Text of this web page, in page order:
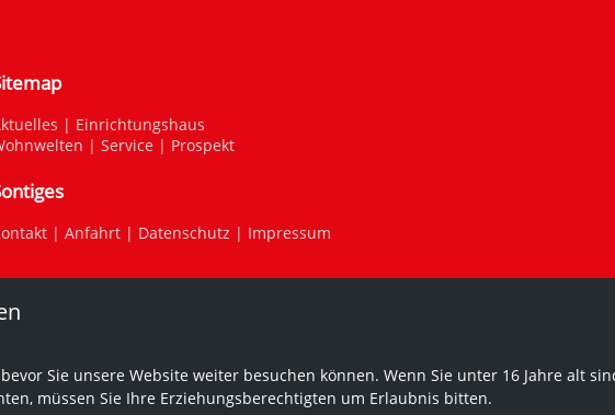
| Einrichtungshaus
| Service | Prospekt
| Anfahrt| Datenschutz | Impressum
Sie unsere Website weiter besuchen können. Wenn Sie unter 16 Jahre alt
müssen Sie Ihre Erziehungsberechtigten um Erlaubnis bitten.